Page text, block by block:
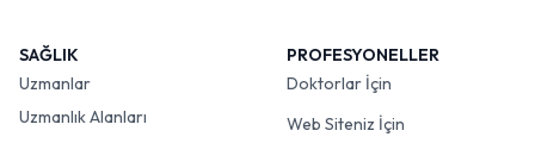
SAĞLIK
Uzmanlar
Uzmanlık Alanları
PROFESYONELLER
Doktorlar İçin
Web Siteniz İçin